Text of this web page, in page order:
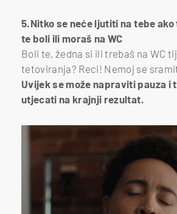
5.Nitko se neće ljutiti na tebe
te boli ili moraš na WC
Boli te, žedna si ili trebaš na WC
tetoviranja? Reci! Nemoj se
Uvijek se može napraviti pauza i
utjecati na krajnji rezultat.